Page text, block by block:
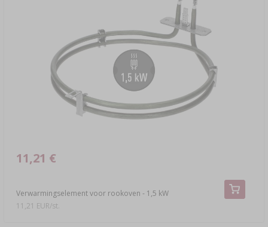
Verwarmingselement voor rookoven - 1,5 kW
11,21 €
11,21 EUR/st.